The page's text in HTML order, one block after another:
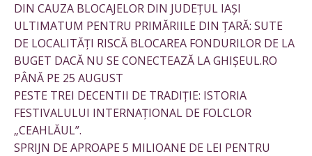
DIN CAUZA BLOCAJELOR DIN JUDEȚUL IAȘI
ULTIMATUM PENTRU PRIMĂRIILE DIN ȚARĂ: SUTE
DE LOCALITĂȚI RISCĂ BLOCAREA FONDURILOR DE LA
BUGET DACĂ NU SE CONECTEAZĂ LA GHIȘEUL.RO
PÂNĂ PE 25 AUGUST
PESTE TREI DECENTII DE TRADIȚIE: ISTORIA
FESTIVALULUI INTERNAȚIONAL DE FOLCLOR
„CEAHLĂUL”.
SPRIJN DE APROAPE 5 MILIOANE DE LEI PENTRU